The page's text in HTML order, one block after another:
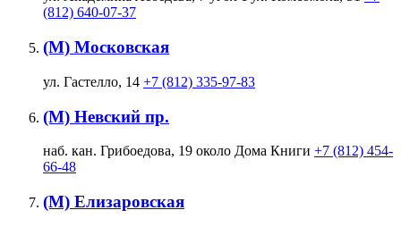
(812) 640-07-37
(М) Московская
ул. Гастелло, 14 +7 (812) 335-97-83
(М) Невский пр.
наб. кан. Грибоедова, 19 около Дома Книги +7 (812) 454-
66-48
(М) Елизаровская